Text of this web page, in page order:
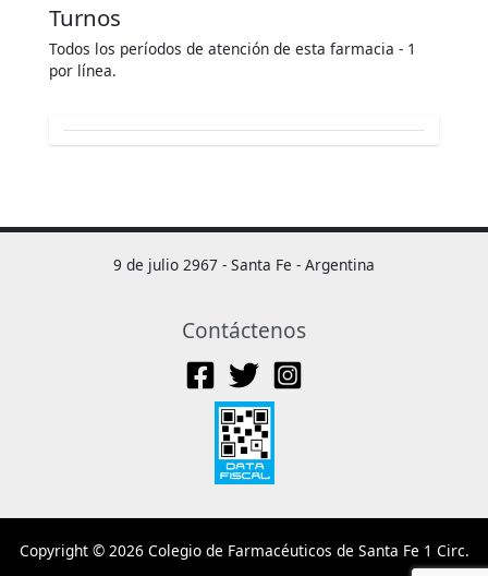
Turnos
Todos los períodos de atención de esta farmacia - 1
por línea.
9 de julio 2967 - Santa Fe - Argentina
Contáctenos
Copyright © 2026 Colegio de Farmacéuticos de Santa Fe 1 Circ.